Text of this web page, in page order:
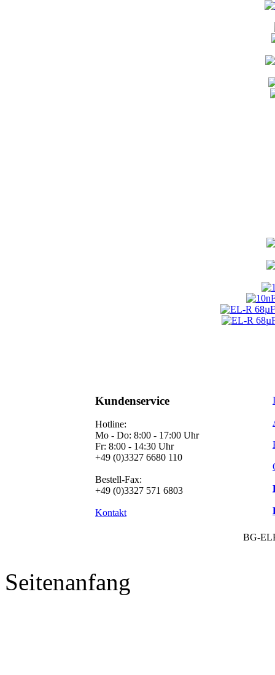
Kundenservice
Hotline:
Mo - Do: 8:00 - 17:00 Uhr
Fr: 8:00 - 14:30 Uhr
+49 (0)3327 6680 110
Bestell-Fax:
+49 (0)3327 571 6803
Kontakt
BG-
Seitenanfang